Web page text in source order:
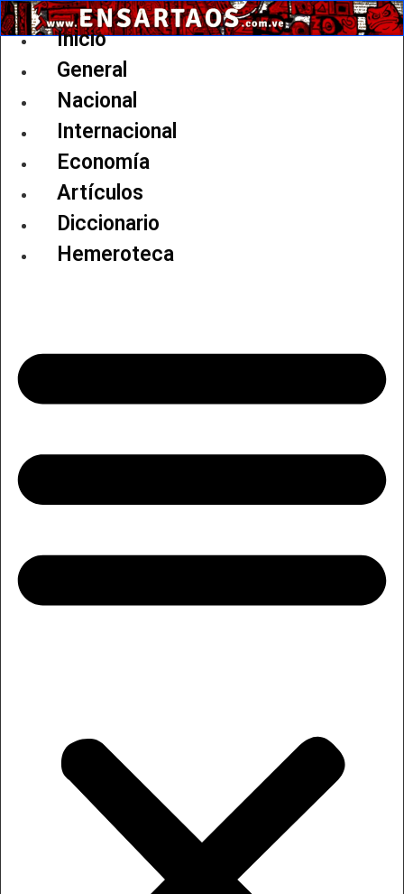
Ir
al
Inicio
General
Nacional
Internacional
Economía
Artículos
Diccionario
Hemeroteca